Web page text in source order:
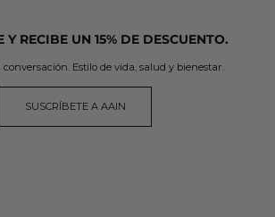
Y RECIBE UN 15% DE DESCUENTO.
Estilo de vida, salud y bienestar.
SUSCRÍBETE A AAIN